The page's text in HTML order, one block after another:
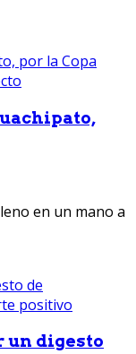
en un mano a
un digesto